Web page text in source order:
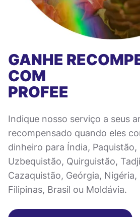
GANHE
COM
PROFEE
Indique nosso serviço a seus
recompensado quando eles
dinheiro para Índia, Paquistão,
Uzbequistão, Quirguistão,
Cazaquistão, Geórgia, Nigéria,
Filipinas, Brasil ou Moldávia.